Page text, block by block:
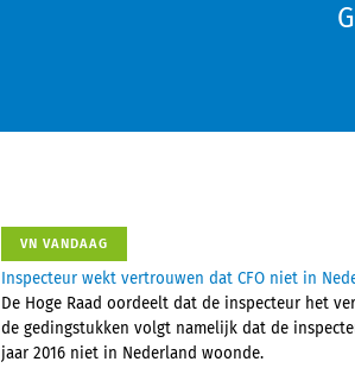
VN VANDAAG
Inspecteur wekt vertrouwen dat CFO niet in
De Hoge Raad oordeelt dat de inspecteur het
de gedingstukken volgt namelijk dat de
jaar 2016 niet in Nederland woonde.